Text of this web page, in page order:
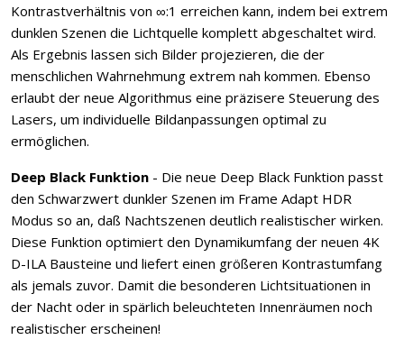
Kontrastverhältnis von ∞:1 erreichen kann, indem bei extrem
dunklen Szenen die Lichtquelle komplett abgeschaltet wird.
Als Ergebnis lassen sich Bilder projezieren, die der
menschlichen Wahrnehmung extrem nah kommen. Ebenso
erlaubt der neue Algorithmus eine präzisere Steuerung des
Lasers, um individuelle Bildanpassungen optimal zu
ermöglichen.
Deep Black Funktion - Die neue Deep Black Funktion passt
den Schwarzwert dunkler Szenen im Frame Adapt HDR
Modus so an, daß Nachtszenen deutlich realistischer wirken.
Diese Funktion optimiert den Dynamikumfang der neuen 4K
D-ILA Bausteine und liefert einen größeren Kontrastumfang
als jemals zuvor. Damit die besonderen Lichtsituationen in
der Nacht oder in spärlich beleuchteten Innenräumen noch
realistischer erscheinen!